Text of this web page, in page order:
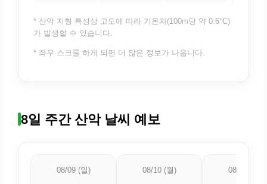
* 산악 지형 특성상 고도에 따라 기온차(100m당 약 0.6°C)
가 발생할 수 있습니다.
* 좌우 스크롤 하게 되면 더 많은 정보가 나옵니다.
8일 주간 산악 날씨 예보
08/09 (일) 08/10 (월) 08/11 (화)